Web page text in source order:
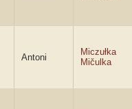
Antoni
Miczułka
Mičulka